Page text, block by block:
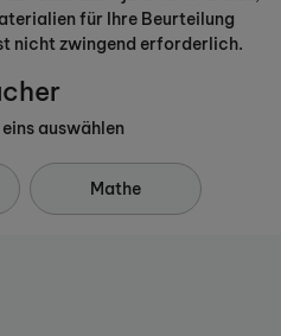
für Ihre Beurteilung
nicht zwingend erforderlich.
auswählen
Mathe